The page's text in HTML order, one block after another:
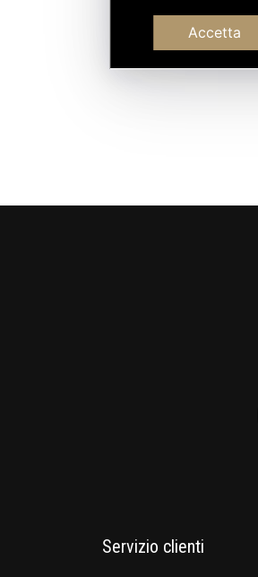
Accetta
Servizio clienti